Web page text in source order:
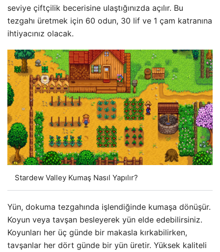
seviye çiftçilik becerisine ulaştığınızda açılır. Bu
tezgahı üretmek için 60 odun, 30 lif ve 1 çam katranına
ihtiyacınız olacak.
Stardew Valley Kumaş Nasıl Yapılır?
Yün, dokuma tezgahında işlendiğinde kumaşa dönüşür.
Koyun veya tavşan besleyerek yün elde edebilirsiniz.
Koyunları her üç günde bir makasla kırkabilirken,
tavşanlar her dört günde bir yün üretir. Yüksek kaliteli